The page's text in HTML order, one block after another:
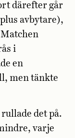
därefter går
avbytare),
i
en
men tänkte
det på.
varje